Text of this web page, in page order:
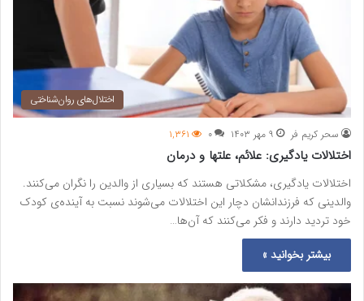
اختلال‌های روان‌شناختی
سحر کریم فر ۹ مهر ۱۴۰۳ ۰ ۱,۳۶۱
اختلالات یادگیری: علائم، علتها و درمان
اختلالات یادگیری، مشکلاتی هستند که بسیاری از والدین را نگران می‌کنند.
والدینی که فرزندانشان دچار این اختلالات می‌شوند نسبت به آینده‌ی کودک
خود تردید دارند و فکر می‌کنند که آن‌ها…
بیشتر بخوانید »